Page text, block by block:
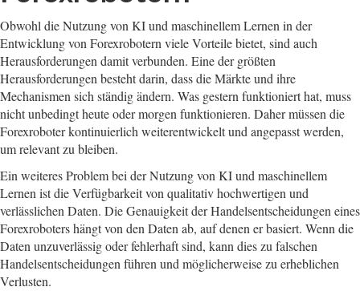
Obwohl die Nutzung von KI und maschinellem Lernen in der
Entwicklung von Forexrobotern viele Vorteile bietet, sind auch
Herausforderungen damit verbunden. Eine der größten
Herausforderungen besteht darin, dass die Märkte und ihre
Mechanismen sich ständig ändern. Was gestern funktioniert hat, muss
nicht unbedingt heute oder morgen funktionieren. Daher müssen die
Forexroboter kontinuierlich weiterentwickelt und angepasst werden,
um relevant zu bleiben.
Ein weiteres Problem bei der Nutzung von KI und maschinellem
Lernen ist die Verfügbarkeit von qualitativ hochwertigen und
verlässlichen Daten. Die Genauigkeit der Handelsentscheidungen eines
Forexroboters hängt von den Daten ab, auf denen er basiert. Wenn die
Daten unzuverlässig oder fehlerhaft sind, kann dies zu falschen
Handelsentscheidungen führen und möglicherweise zu erheblichen
Verlusten.